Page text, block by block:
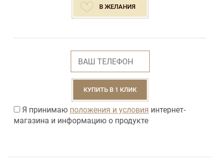
В ЖЕЛАНИЯ
КУПИТЬ В 1 КЛИК
Я принимаю положения и условия интернет-
магазина и информацию о продукте